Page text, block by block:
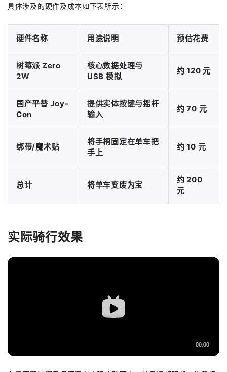
具体涉及的硬件及成本如下表所示：
硬件名称 用途说明 预估花费
树莓派 Zero
2W
核心数据处理与
USB 模拟
约 120 元
国产平替 Joy-
Con
提供实体按键与摇杆
输入
约 70 元
绑带/魔术贴
将手柄固定在单车把
手上
约 10 元
总计 将单车变废为宝
约 200
元
实际骑行效果